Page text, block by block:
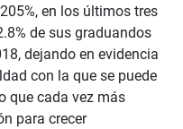
en los últimos tres
de sus graduandos
dejando en evidencia
con la que se puede
que cada vez más
para crecer